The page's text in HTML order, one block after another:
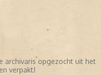
archivaris opgezocht uit het
verpakt!